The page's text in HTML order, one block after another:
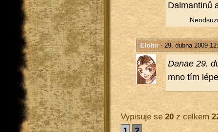
Dal­man­ti­nů
Elohir- 29. dubna 2009
Danae 29.
mno tím
Vypisuje se20z celkem